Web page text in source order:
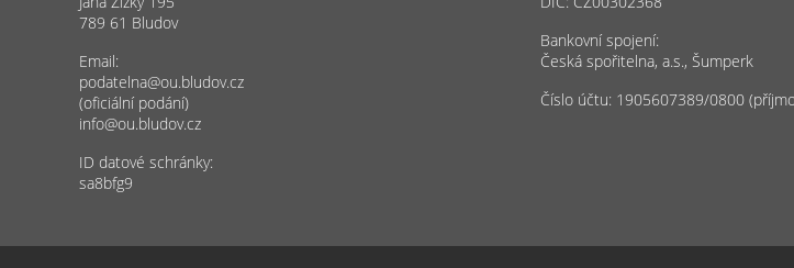
789 61 Bludov
Email:
podatelna@ou.bludov.cz
(oficiální podání)
info@ou.bludov.cz
ID datové schránky:
sa8bfg9
Bankovní spojení:
Česká spořitelna, a.s., Šumperk
Číslo účtu: 1905607389/0800